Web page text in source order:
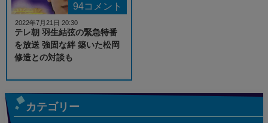
94コメント
テレ朝 羽生結弦の緊急特番
を放送 強固な絆 築いた松岡
修造との対談も
2022年7月21日 20:30
カテゴリー